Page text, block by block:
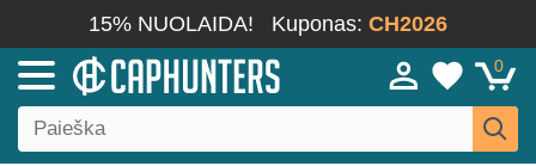
15% NUOLAIDA! Kuponas: CH2026
0